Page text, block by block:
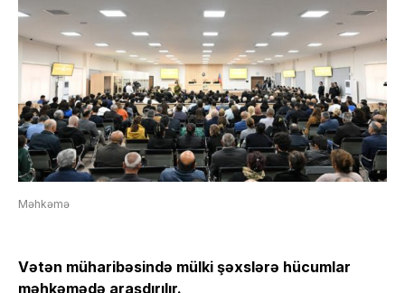
Məhkəmə
Vətən müharibəsində mülki şəxslərə hücumlar
məhkəmədə araşdırılır.